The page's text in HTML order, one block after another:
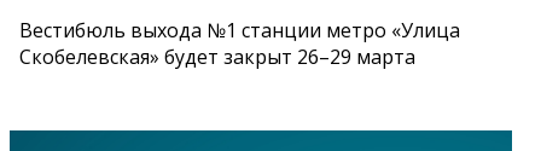
Вестибюль выхода №1 станции метро «Улица
Скобелевская» будет закрыт 26–29 марта